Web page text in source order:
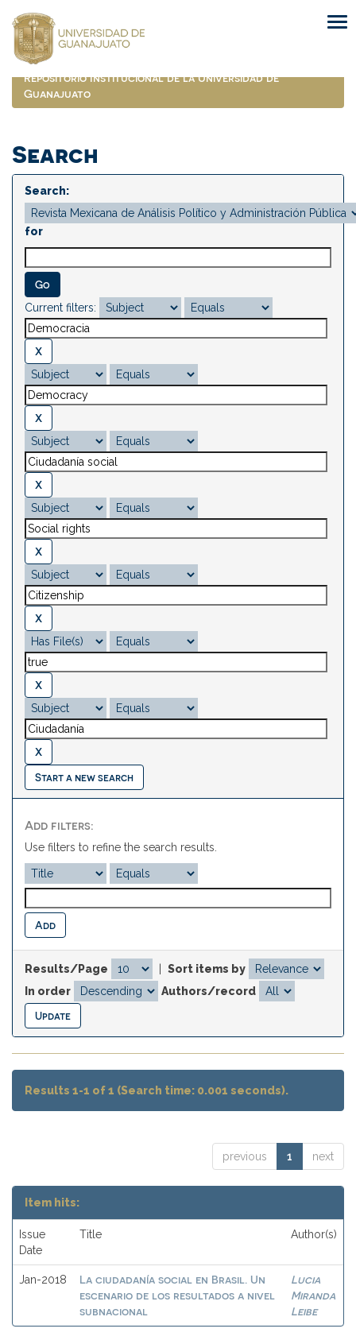
navigation
Repositorio Institucional de la Universidad de
Guanajuato
Search
Search:
for
Current filters:
Start a new search
Add filters:
Use filters to refine the search results.
Results/Page
Sort items by
In order
Authors/record
Results 1-1 of 1 (Search time: 0.001 seconds).
previous 1 next
Item hits:
Issue
Date
Title Author(s)
Jan-2018
La ciudadanía social en Brasil. Un
escenario de los resultados a nivel
subnacional
Lucia
Miranda
Leibe